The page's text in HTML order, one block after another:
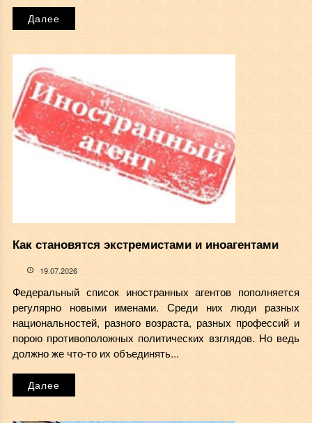
Далее
Как становятся экстремистами и иноагентами
19.07.2026
Федеральный список иностранных агентов пополняется
регулярно новыми именами. Среди них люди разных
национальностей, разного возраста, разных профессий и
порою противоположных политических взглядов. Но ведь
должно же что-то их объединять...
Далее